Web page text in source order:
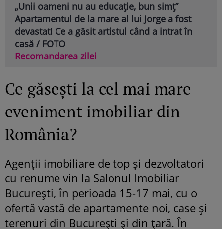
„Unii oameni nu au educație, bun simț”
Apartamentul de la mare al lui Jorge a fost
devastat! Ce a găsit artistul când a intrat în
casă / FOTO
Recomandarea zilei
Ce găsești la cel mai mare
eveniment imobiliar din
România?
Agenții imobiliare de top și dezvoltatori
cu renume vin la Salonul Imobiliar
București, în perioada 15-17 mai, cu o
ofertă vastă de apartamente noi, case și
terenuri din București și din țară. În